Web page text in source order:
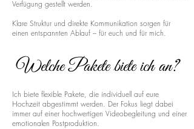
Verfügung gestellt werden.
Klare Struktur und direkte Kommunikation sorgen für
einen entspannten Ablauf – für euch und für mich.
Welche Pakete biete ich an?
Ich biete flexible Pakete, die individuell auf eure
Hochzeit abgestimmt werden. Der Fokus liegt dabei
immer auf einer hochwertigen Videobegleitung und einer
emotionalen Postproduktion.